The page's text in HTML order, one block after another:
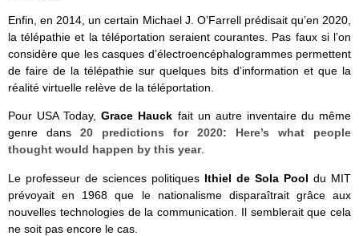
Enfin, en 2014, un certain Michael J. O’Farrell prédisait qu’en 2020,
la télépathie et la téléportation seraient courantes. Pas faux si l’on
considère que les casques d’électroencéphalogrammes permettent
de faire de la télépathie sur quelques bits d’information et que la
réalité virtuelle relève de la téléportation.
Pour USA Today,Grace Hauck fait un autre inventaire du même
genre dans 20 predictions for 2020: Here’s what people
thought would happen by this year.
Le professeur de sciences politiques Ithiel de Sola Pool du MIT
prévoyait en 1968 que le nationalisme disparaîtrait grâce aux
nouvelles technologies de la communication. Il semblerait que cela
ne soit pas encore le cas.